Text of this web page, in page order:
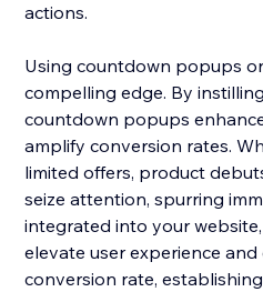
actions.
Using countdown popups
compelling edge. By
countdown popups
amplify conversion rates.
limited offers, product
seize attention, spurring
integrated into your
elevate user experience
conversion rate,